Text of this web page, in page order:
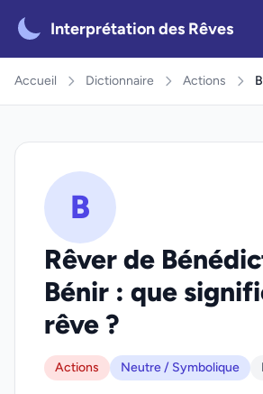
Interprétation des Rêves
Accueil Dictionnaire Actions
B
Rêver de
Bénir : que
rêve ?
Actions Neutre / Symbolique